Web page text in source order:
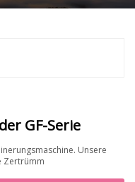
GF-Serie
Unsere
Zertrümm